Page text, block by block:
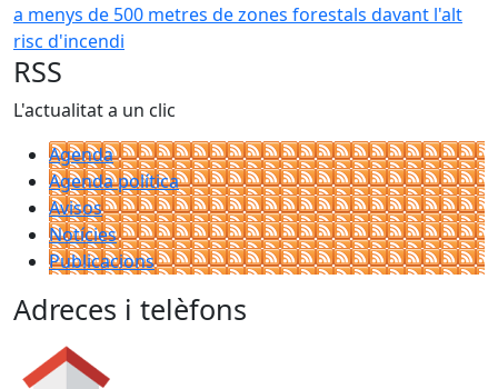
RSS
L'actualitat a un clic
Agenda
Agenda política
Avisos
Notícies
Publicacions
Adreces i telèfons